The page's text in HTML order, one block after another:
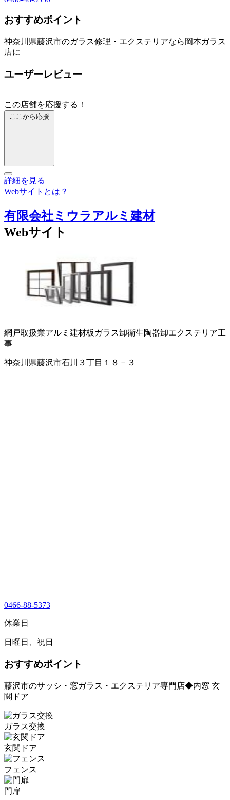
おすすめポイント
神奈川県藤沢市のガラス修理・エクステリアなら岡本ガラス
店に
ユーザーレビュー
この店舗を応援する！
ここから応援
詳細を見る
Webサイトとは？
有限会社ミウラアルミ建材
Webサイト
網戸取扱業アルミ建材板ガラス卸衛生陶器卸エクステリア工
事
神奈川県藤沢市石川３丁目１８－３
0466-88-5373
休業日
日曜日、祝日
おすすめポイント
藤沢市のサッシ・窓ガラス・エクステリア専門店◆内窓 玄
関ドア
ガラス交換
玄関ドア
フェンス
門扉